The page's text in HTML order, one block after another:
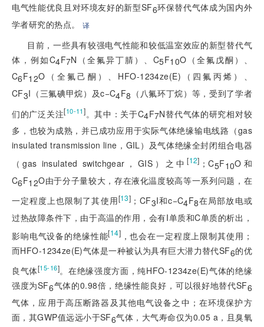
电气性能优良且对环境友好的新型SF6环保替代气体成为国内外
学者研究的热点。
译
目前，一些具有较强电气性能和较低温室效应的新型替代气
体，例如C4F7N（全氟异丁腈）、C5F10O（全氟戊酮）、
C6F12O（全氟己酮）、HFO-1234ze(E)（四氟丙烯）、
CF3I（三氟碘甲烷）及c−C4F8 （八氟环丁烷）等，受到了学者
们的广泛关注[10-11]。其中：关于C4F7N替代气体的研究相对较
多，也较为成熟，并已成功应用于实际气体绝缘输电线路（gas
insulated transmission line，GIL）及气体绝缘全封闭组合电器
（gas insulated switchgear，GIS）之中[12] ；C5F10O和
C6F12O由于分子量较大，存在液化温度较高等一系列问题，在
一定程度上也限制了其使用[13] ；CF3I和c−C4F8在局部放电或
过热故障条件下，由于高温的作用，会有I单质和C单质的析出，
影响电气设备的绝缘性能[14] ，也会在一定程度上限制其使用；
而HFO-1234ze(E)气体是一种被认为具有巨大潜力替代SF6的优
良气体[15-16]。在绝缘强度方面，纯HFO-1234ze(E)气体的绝缘
强度为SF6气体的0.98倍，绝缘性能良好，可以很好地替代SF6
气体，应用于高压断路器及其他电气设备之中；在环境保护方
面，其GWP值远远小于SF6气体，大气寿命仅为0.05 a，且臭氧